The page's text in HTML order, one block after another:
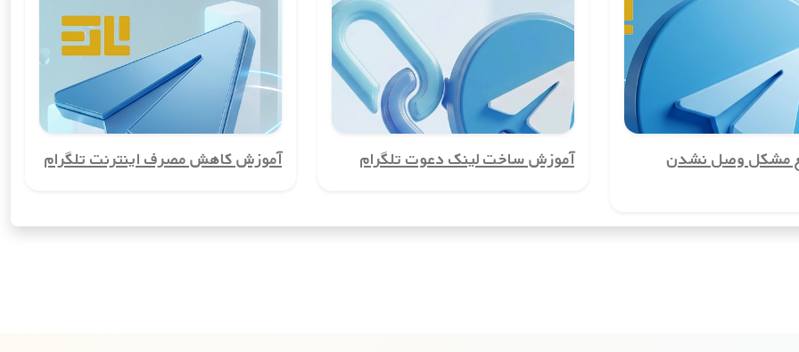
اگر نیاز به تماس‌های بین‌المللی دارید. با استفاده از شماره مجازی، می‌توانید تماس‌ها و پیامک‌های بین‌المللی را با هزینه‌ای بسیار کمتر از روش‌های
نیاز دارند. با شماره مجازی کشورلبنان، می‌توانید بدون نیاز به استفاده از شماره واقعی خود، در این سرویس‌ها ثبت‌نام کنید.
دیگر نگرانی‌ای از دسترسی هکرها و کلاهبرداران به شماره واقعی شما وجود نخواهد داشت. این مزیت به‌ویژه برای کسانی که امنیت اطلاعاتشان
مشکل وصل نشدن
آموزش ساخت لینک دعوت تلگرام آموزش کاهش مصرف اینترنت تلگرام